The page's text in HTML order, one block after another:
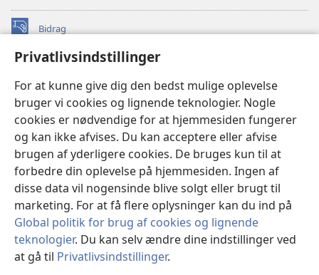
Privatlivsindstillinger
For at kunne give dig den bedst mulige oplevelse
bruger vi cookies og lignende teknologier. Nogle
cookies er nødvendige for at hjemmesiden fungerer
og kan ikke afvises. Du kan acceptere eller afvise
brugen af yderligere cookies. De bruges kun til at
forbedre din oplevelse på hjemmesiden. Ingen af
disse data vil nogensinde blive solgt eller brugt til
marketing. For at få flere oplysninger kan du ind på
Global politik for brug af cookies og lignende
teknologier. Du kan selv ændre dine indstillinger ved
at gå til Privatlivsindstillinger.
Bidrag
(åbner
vindue)Watchtower ONLINE LIBRARY™
nyt
vindue)JW Hub
(åbner
nyt
vindue)JW Library
Watchtower Library
Copyright© 2026 Watch Tower Bible and Tract Society of Pennsylvania.
ANVENDELSESVILKÅR
PRIVATLIVSINDSTILLINGER